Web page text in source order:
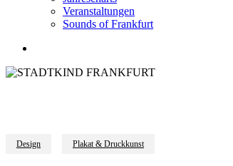
Veranstaltungen
Sounds of Frankfurt
Design Plakat & Druckkunst